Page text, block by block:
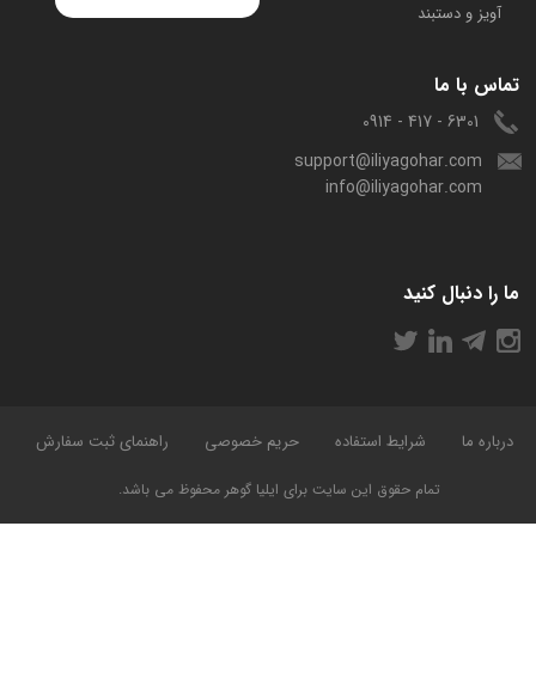
تمام حقوق این سایت برای ایلیا گوهر محفوظ می باشد.
درباره ما شرایط استفاده حریم خصوصی راهنمای ثبت سفارش
آویز و دستبند
تماس با ما
6301 - 417 - 0914
support@iliyagohar.com
info@iliyagohar.com
ما را دنبال کنید